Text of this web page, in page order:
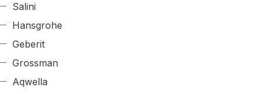
Salini
Hansgrohe
Geberit
Grossman
Aqwella